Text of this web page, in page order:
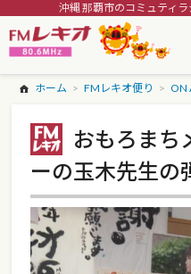
沖縄 那覇市のコミュティ
ホーム FMレキオ便り ON
おもろまち
ーの玉木先生の